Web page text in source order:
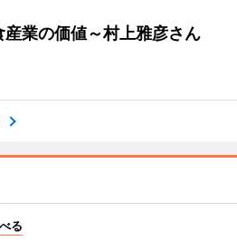
業の価値～村上雅彦さん
る